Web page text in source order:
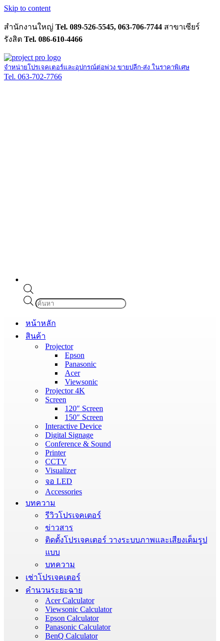
Skip to content
สำนักงานใหญ่ Tel. 089-526-5545, 063-706-7744 สาขาเซียร์
รังสิต Tel. 086-610-4466
จำหน่ายโปรเจคเตอร์และอุปกรณ์ต่อพ่วง ขายปลีก-ส่ง ในราคาพิเศษ
Tel. 063-702-7766
Products
search
หน้าหลัก
สินค้า
Projector
Epson
Panasonic
Acer
Viewsonic
Projector 4K
Screen
120″ Screen
150″ Screen
Interactive Device
Digital Signage
Conference & Sound
Printer
CCTV
Visualizer
จอ LED
Accessories
บทความ
รีวิวโปรเจคเตอร์
ข่าวสาร
ติดตั้งโปรเจคเตอร์ วางระบบภาพและเสียงเต็มรูป
แบบ
บทความ
เช่าโปรเจคเตอร์
คำนวนระยะฉาย
Acer Calculator
Viewsonic Calculator
Epson Calculator
Panasonic Calculator
BenQ Calculator